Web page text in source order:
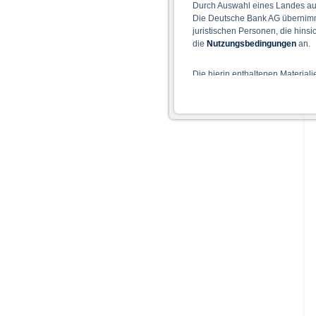
Durch Auswahl eines Landes
Die Deutsche Bank AG
juristischen Personen, die
die Nutzungsbedingungen an.
Die hierin enthaltenen
Der Zugang zu auf diesen
Hinweise für die Nutzung
Die auf der X-markets
einschließlich der Risiken sind
Bedingungen) zu entnehmen.
Verkaufsdokument der
sollten Anleger den Prospekt
Prospekts durch die BaFin
Alle Meinungsäußerungen
Wie im jeweiligen
Rechtsordnungen
Personen oder in den USA